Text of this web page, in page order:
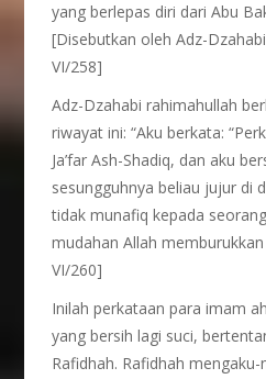
yang berlepas diri dari Abu
[Disebutkan oleh Adz-
VI/258]
Adz-Dzahabi rahimahullah
riwayat ini: “Aku berkata:
Ja’far Ash-Shadiq, dan aku
sesungguhnya beliau jujur di
tidak munafiq kepada
mudahan Allah memburukkan
VI/260]
Inilah perkataan para imam
yang bersih lagi suci,
Rafidhah. Rafidhah